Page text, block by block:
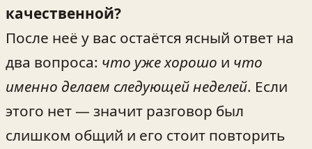
качественной?
После неё у вас остаётся ясный ответ на
два вопроса: что уже хорошо и что
именно делаем следующей неделей. Если
этого нет — значит разговор был
слишком общий и его стоит повторить